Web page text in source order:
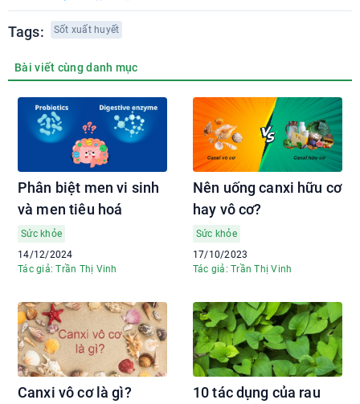
Tags: Sốt xuất huyết
Bài viết cùng danh mục
Phân biệt men vi sinh
và men tiêu hoá
Sức khỏe
14/12/2024
Tác giả: Trần Thị Vinh
Nên uống canxi hữu cơ
hay vô cơ?
Sức khỏe
17/10/2023
Tác giả: Trần Thị Vinh
Canxi vô cơ là gì?
10 tác dụng của rau